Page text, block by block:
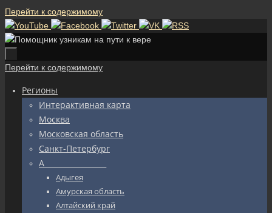
Перейти к содержимому
Перейти к содержимому
Регионы
Интерактивная карта
Москва
Московская область
Санкт-Петербург
А_________________
Адыгея
Амурская область
Алтайский край